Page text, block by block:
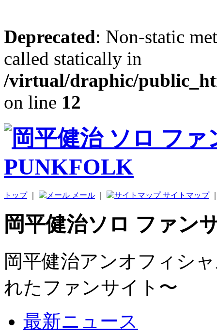
Deprecated: Non-static
called statically in
/virtual/draphic/
on line 12
トップ｜ メール サイトマップ
岡平健治ソロ ファン
岡平健治アンオフィシ
れたファンサイト〜
最新ニュース